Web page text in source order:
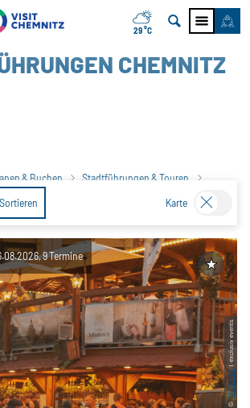
29 °C
CHEMNITZ
& Buchen
Stadtführungen & Touren
Stadtführungen Gruppen
Sortieren Karte
©
CC-BY-SA
| exclusiv events
9 Termine